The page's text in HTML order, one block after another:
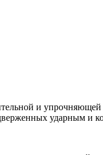
и
ударным и